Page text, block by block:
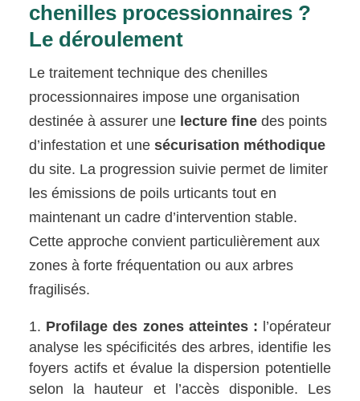
chenilles processionnaires ?
Le déroulement
Le traitement technique des chenilles
processionnaires impose une organisation
destinée à assurer une lecture fine des points
d’infestation et unesécurisation méthodique
du site. La progression suivie permet de limiter
les émissions de poils urticants tout en
maintenant un cadre d’intervention stable.
Cette approche convient particulièrement aux
zones à forte fréquentation ou aux arbres
fragilisés.
Profilage des zones atteintes : l’opérateur
analyse les spécificités des arbres, identifie les
foyers actifs et évalue la dispersion potentielle
selon la hauteur et l’accès disponible. Les